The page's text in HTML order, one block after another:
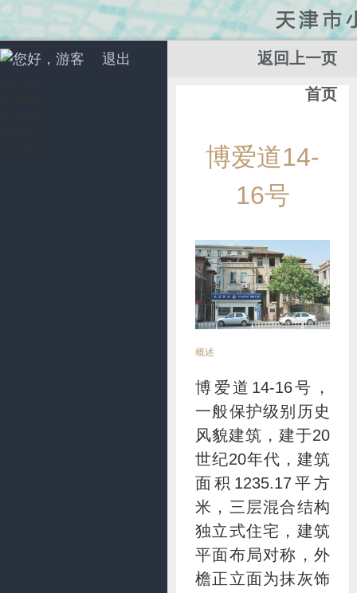
您好，游客 退出 返回上一页
首页
博爱道14-
16号
概述
博爱道14-16号，
一般保护级别历史
风貌建筑，建于20
世纪20年代，建筑
面积1235.17平方
米，三层混合结构
独立式住宅，建筑
平面布局对称，外
檐正立面为抹灰饰